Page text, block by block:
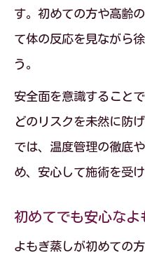
自宅でも安心して
自宅で安全に
よもぎ蒸しを
自宅よもぎ蒸
よもぎ蒸し自
項
自宅でよもぎ
す。初めての方や高齢
て体の反応を見ながら
う。
安全面を意識すること
どのリスクを未然に防
では、温度管理の徹底
め、安心して施術を受
初めてでも安心な
よもぎ蒸しが初めての